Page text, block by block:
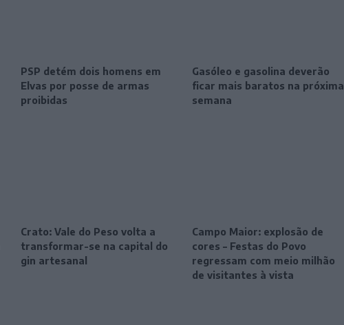
PSP detém dois homens em
Elvas por posse de armas
proibidas
Gasóleo e gasolina deverão
ficar mais baratos na próxima
semana
Crato: Vale do Peso volta a
transformar-se na capital do
gin artesanal
Campo Maior: explosão de
cores – Festas do Povo
regressam com meio milhão
de visitantes à vista